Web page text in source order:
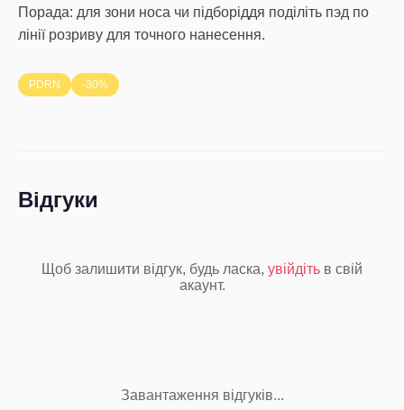
Порада: для зони носа чи підборіддя поділіть пэд по
лінії розриву для точного нанесення.
PDRN -30%
Відгуки
Щоб залишити відгук, будь ласка, увійдіть в свій
акаунт.
Завантаження відгуків...